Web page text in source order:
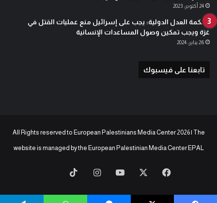
24 أكتوبر، 2023
محكمة العدل الدولية: يجب على إسرائيل منع عمليات القتل في
غزة ويجب تمكين وصول المساعدات الإنسانية
26 يناير، 2024
تابعنا على فيسبوك
All Rights reserved to European Palestinians Media Center 2026 | The
website is managed by the European Palestinian Media Center EPAL
فيسبوك ‫YouTubeانستقرام